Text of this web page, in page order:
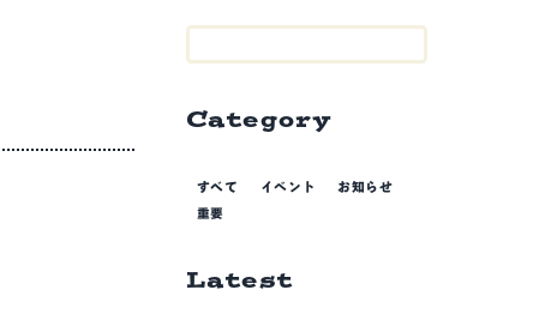
Category
すべて イベント お知らせ
重要
Latest